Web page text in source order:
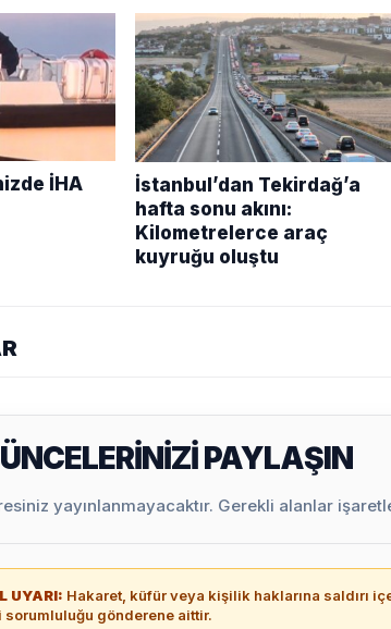
İHA
İstanbul’dan Tekirdağ’a
hafta sonu akını:
Kilometrelerce araç
kuyruğu oluştu
PAYLAŞIN
yayınlanmayacaktır. Gerekli alanlar
UYARI: Hakaret, küfür veya kişilik haklarına saldırı
sorumluluğu gönderene aittir.